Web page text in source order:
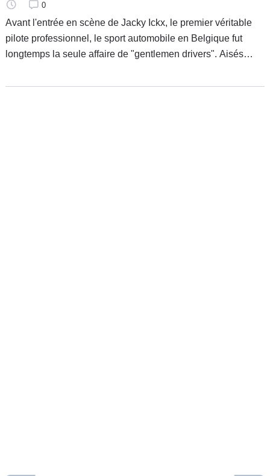
0
Avant l'entrée en scène de Jacky Ickx, le premier véritable
pilote professionnel, le sport automobile en Belgique fut
longtemps la seule affaire de "gentlemen drivers". Aisés